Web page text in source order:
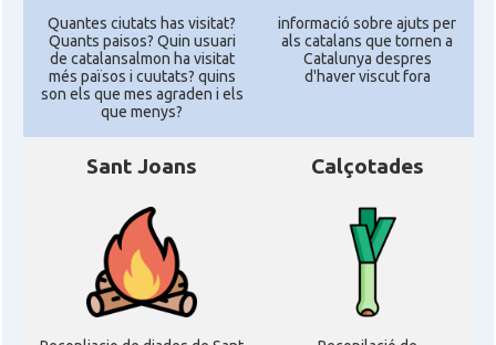
Quantes ciutats has visitat?
Quants paisos? Quin usuari
de catalansalmon ha visitat
més països i cuutats? quins
son els que mes agraden i els
que menys?
informació sobre ajuts per
als catalans que tornen a
Catalunya despres
d'haver viscut fora
Sant Joans Calçotades